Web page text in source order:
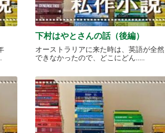
下村はやとさんの話（後編）
オーストラリアに来た時は、英語が全然
できなかったので、どこにどん.....